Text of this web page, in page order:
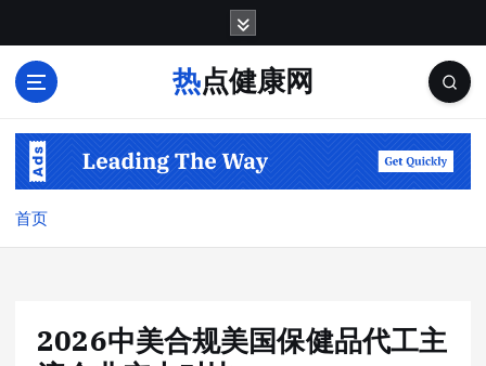
热点健康网
首页
2026中美合规美国保健品代工主